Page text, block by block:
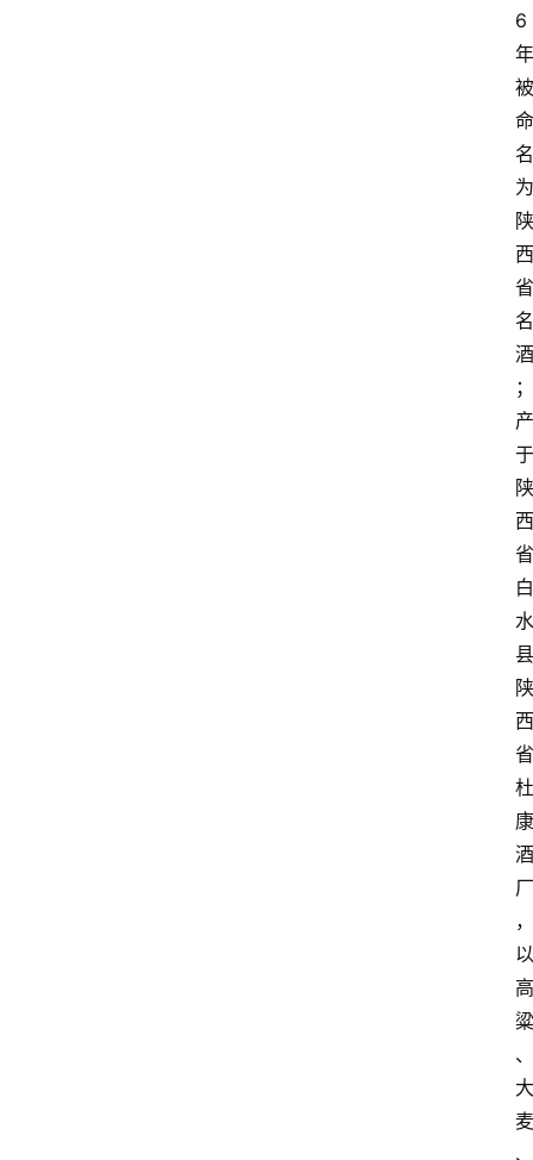
6
年
被
命
名
为
陕
西
省
名
酒
；
产
于
陕
西
省
白
水
县
陕
西
省
杜
康
酒
厂
，
以
高
粱
、
大
麦
、